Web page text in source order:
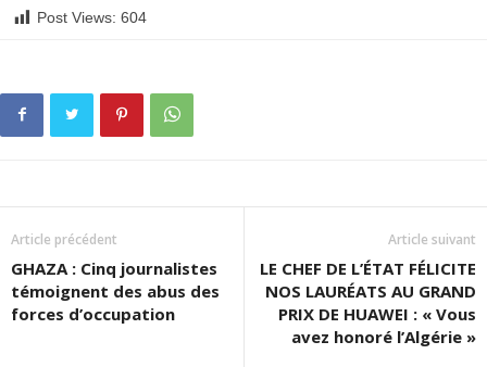
Post Views: 604
Article précédent
GHAZA : Cinq journalistes
témoignent des abus des
forces d’occupation
Article suivant
LE CHEF DE L’ÉTAT FÉLICITE
NOS LAURÉATS AU GRAND
PRIX DE HUAWEI : « Vous
avez honoré l’Algérie »